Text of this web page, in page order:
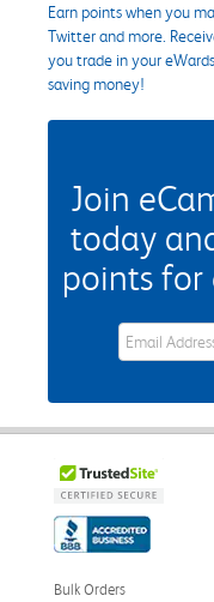
Earn points when you
Twitter and more.
you trade in your
saving money!
Join
today
points for
eWards Sign
Bulk Orders